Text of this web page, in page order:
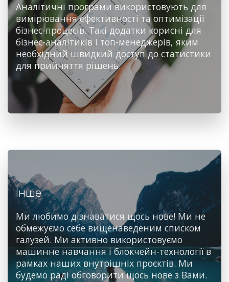
Аналітичні програми використовують для
вимірювання ефективності та оптимізації
бізнес-процесів. Такі додатки корисні для
бізнес-аналітиків і топ-менеджерів, яким
необхідний швидкий доступ до статистики
для прийняття рішень.
Інше
Ми любимо дізнаватися щось нове! Ми не
обмежуємо себе вищенаведеним списком
галузей. Ми активно використовуємо
машинне навчання і блокчейн-технології в
рамках наших внутрішніх проєктів. Ми
будемо раді обговорити щось нове з Вами.